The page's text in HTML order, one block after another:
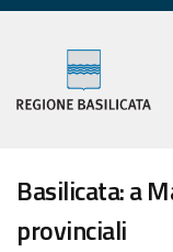
Basilicata: a
provinciali